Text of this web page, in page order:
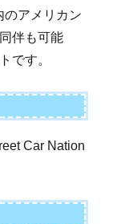
のアメリカン
伴も可能
です。
Car Nation